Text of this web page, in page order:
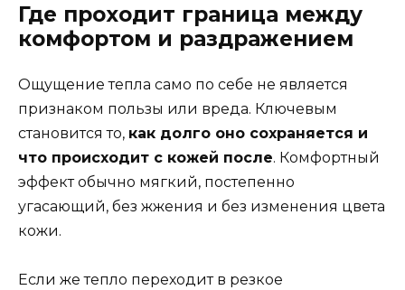
Где проходит граница между
комфортом и раздражением
Ощущение тепла само по себе не является
признаком пользы или вреда. Ключевым
становится то, как долго оно сохраняется и
что происходит с кожей после. Комфортный
эффект обычно мягкий, постепенно
угасающий, без жжения и без изменения цвета
кожи.
Если же тепло переходит в резкое